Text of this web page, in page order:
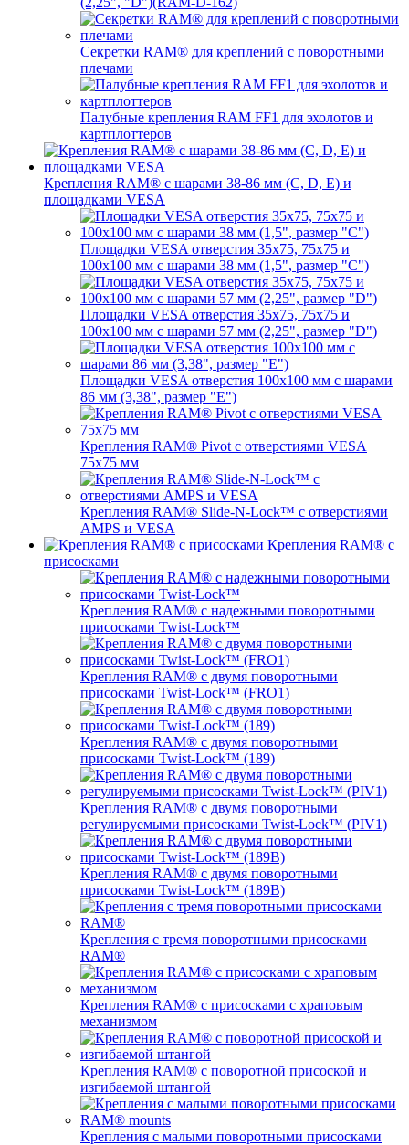
Секретки RAM® для креплений с поворотными
плечами
Палубные крепления RAM FF1 для эхолотов и
картплоттеров
Крепления RAM® с шарами 38-86 мм (C, D, E) и
площадками VESA
Площадки VESA отверстия 35x75, 75x75 и
100x100 мм с шарами 38 мм (1,5", размер "C")
Площадки VESA отверстия 35х75, 75x75 и
100x100 мм с шарами 57 мм (2,25", размер "D")
Площадки VESA отверстия 100x100 мм с шарами
86 мм (3,38", размер "E")
Крепления RAM® Pivot с отверстиями VESA
75x75 мм
Крепления RAM® Slide-N-Lock™ с отверстиями
AMPS и VESA
Крепления RAM® с
присосками
Крепления RAM® с надежными поворотными
присосками Twist-Lock™
Крепления RAM® с двумя поворотными
присосками Twist-Lock™ (FRO1)
Крепления RAM® с двумя поворотными
присосками Twist-Lock™ (189)
Крепления RAM® с двумя поворотными
регулируемыми присосками Twist-Lock™ (PIV1)
Крепления RAM® с двумя поворотными
присосками Twist-Lock™ (189B)
Крепления с тремя поворотными присосками
RAM®
Крепления RAM® с присосками с храповым
механизмом
Крепления RAM® с поворотной присоской и
изгибаемой штангой
Крепления с малыми поворотными присосками